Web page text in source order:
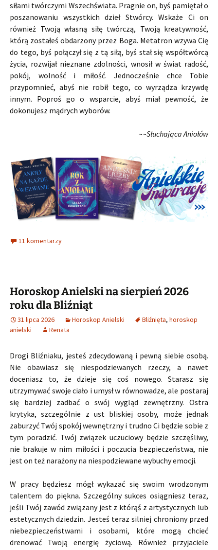
siłami twórczymi Wszechświata. Pragnie on, byś pamiętał o
poszanowaniu wszystkich dzieł Stwórcy. Wskaże Ci on
również Twoją własną siłę twórczą, Twoją kreatywność,
którą zostałeś obdarzony przez Boga. Metatron wzywa Cię
do tego, byś połączył się z tą siłą, byś stał się współtwórcą
życia, rozwijał nieznane zdolności, wnosił w świat radość,
pokój, wolność i miłość. Jednocześnie chce Tobie
przypomnieć, abyś nie robił tego, co wyrządza krzywdę
innym. Poproś go o wsparcie, abyś miał pewność, że
dokonujesz mądrych wyborów.
~~Słuchająca Aniołów
11 komentarzy
Horoskop Anielski na sierpień 2026
roku dla Bliźniąt
31 lipca 2026 Horoskop Anielski Bliźnięta, horoskop
anielski
Renata
Drogi Bliźniaku, jesteś zdecydowaną i pewną siebie osobą.
Nie obawiasz się niespodziewanych rzeczy, a nawet
doceniasz to, że dzieje się coś nowego. Starasz się
utrzymywać swoje ciało i umysł w równowadze, ale postaraj
się bardziej zadbać o swój wygląd zewnętrzny. Ostra
krytyka, szczególnie z ust bliskiej osoby, może jednak
zaburzyć Twój spokój wewnętrzny i trudno Ci będzie sobie z
tym poradzić. Twój związek uczuciowy będzie szczęśliwy,
nie brakuje w nim miłości i poczucia bezpieczeństwa, nie
jest on też narażony na niespodziewane wybuchy emocji.
W pracy będziesz mógł wykazać się swoim wrodzonym
talentem do piękna. Szczególny sukces osiągniesz teraz,
jeśli Twój zawód związany jest z którąś z artystycznych lub
estetycznych dziedzin. Jesteś teraz silniej chroniony przed
niebezpieczeństwami i osobami, które mogą chcieć
drenować Twoją energię życiową. Również przyjaciele